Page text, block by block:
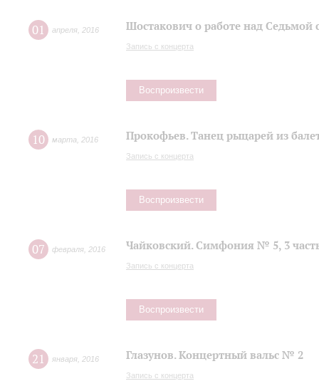
01 апреля 2016 Шостакович о работе над
Запись с концерта
Воспроизвести
10 марта 2016 Прокофьев. Танец рыцарей из
Запись с концерта
Воспроизвести
07 февраля 2016 Чайковский. Симфония № 5, 3
Запись с концерта
Воспроизвести
21 января 2016 Глазунов. Концертный вальс № 2
Запись с концерта